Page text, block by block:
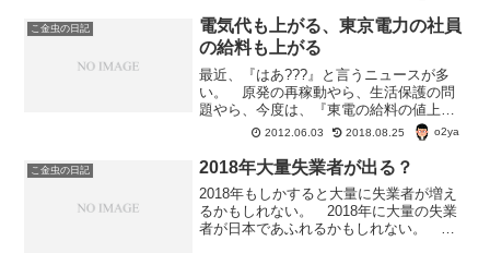
の配当金を受け取る方法。 今日は、株
の配当金の受け取り方法に...
こ金虫の日記
電気代も上がる、東京電力の社員
の給料も上がる
最近、『はあ???』と言うニュースが多
い。 原発の再稼動やら、生活保護の問
題やら、今度は、『東電の給料の値上
げ』と来たもんだ。 東京電力は、社員
の給料を値上げする計画なんだぜ！
え、知らない?東電年収、大企業を上回る
社員平均４６万円増の５...
2012.06.03 2018.08.25 o2ya
こ金虫の日記 2018年大量失業者が出る？
2018年もしかすると大量に失業者が増え
るかもしれない。 2018年に大量の失業
者が日本であふれるかもしれない。 理